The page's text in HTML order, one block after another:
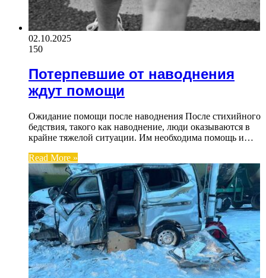
02.10.2025
150
Потерпевшие от наводнения
ждут помощи
Ожидание помощи после наводнения После стихийного
бедствия, такого как наводнение, люди оказываются в
крайне тяжелой ситуации. Им необходима помощь и…
Read More »